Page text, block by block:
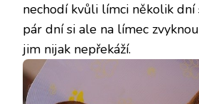
nechodí kvůli límci několik dní
pár dní si ale na límec
jim nijak nepřekáží.